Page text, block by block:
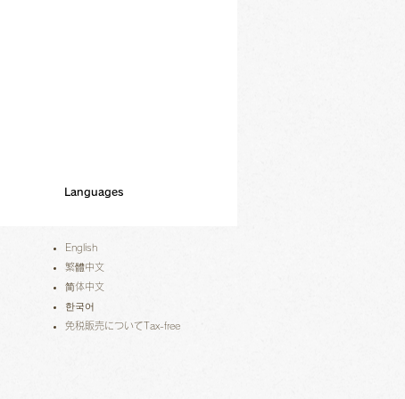
Languages
English
繁體中文
简体中文
한국어
免税販売についてTax-free​